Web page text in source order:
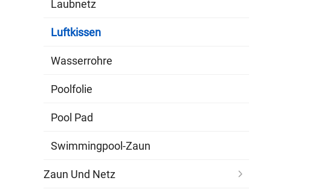
Laubnetz
Luftkissen
Wasserrohre
Poolfolie
Pool Pad
Swimmingpool-Zaun
Zaun Und Netz